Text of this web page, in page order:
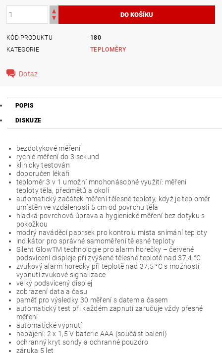
KÓD PRODUKTU
180
KATEGORIE
TEPLOMĚRY
Dotaz
POPIS
DISKUZE
bezdotykové měření
rychlé měření do 3 sekund
klinicky testován
doporučen lékaři
teploměr 3 v 1 umožní mnohonásobné využití: měření
teploty těla, předmětů a okolí
automatický začátek měření tělesné teploty, když je teploměr
umístěn ve vzdálenosti 5 cm od povrchu těla
hladká povrchová úprava a hygienické měření bez dotyku s
pokožkou
modrý naváděcí paprsek pro kontrolu místa snímání teploty
indikátor pro správné samoměření tělesné teploty
Silent GlowTM technologie pro alarm horečky – červené
podsvícení displeje při zvýšené tělesné teplotě nad 37,4 °C
zvukový alarm horečky při teplotě nad 37,5 °C s možností
vypnutí zvukové signalizace
velký podsvícený displej
zobrazení data a času
paměť pro výsledky 30 měření s datem a časem
automatický test při každém zapnutí zaručuje vždy přesné
měření
automatické vypnutí
napájení: 2 x 1,5 V baterie AAA (součást balení)
ochranný kryt sondy a ochranné pouzdro
záruka 5 let